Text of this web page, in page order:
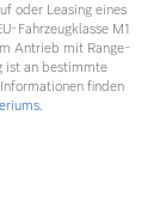
oder Leasing eines
Fahrzeugklasse M1
Antrieb mit Range-
ist an bestimmte
finden